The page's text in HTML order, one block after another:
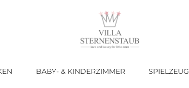
BABY- & KINDERZIMMER SPIELZEUG